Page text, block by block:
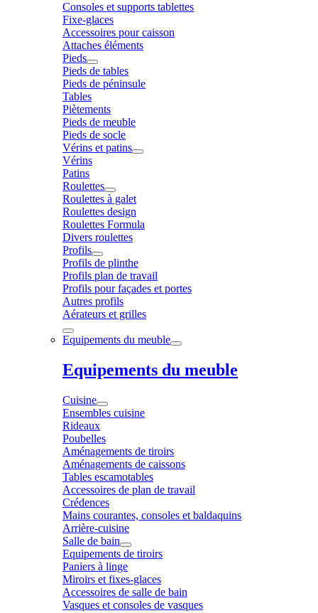
Consoles et supports tablettes
Fixe-glaces
Accessoires pour caisson
Attaches éléments
Pieds
Pieds de tables
Pieds de péninsule
Tables
Piètements
Pieds de meuble
Pieds de socle
Vérins et patins
Vérins
Patins
Roulettes
Roulettes à galet
Roulettes design
Roulettes Formula
Divers roulettes
Profils
Profils de plinthe
Profils plan de travail
Profils pour façades et portes
Autres profils
Aérateurs et grilles
Equipements du meuble
Equipements du meuble
Cuisine
Ensembles cuisine
Rideaux
Poubelles
Aménagements de tiroirs
Aménagements de caissons
Tables escamotables
Accessoires de plan de travail
Crédences
Mains courantes, consoles et baldaquins
Arrière-cuisine
Salle de bain
Equipements de tiroirs
Paniers à linge
Miroirs et fixes-glaces
Accessoires de salle de bain
Vasques et consoles de vasques